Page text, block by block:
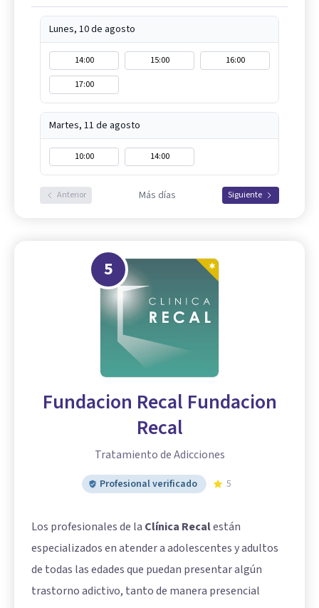
Lunes, 10 de agosto
14:00 15:00
16:00
17:00
Martes, 11 de agosto
10:00 14:00
Anterior Más días Siguiente
5
Fundacion Recal Fundacion
Recal
Tratamiento de Adicciones
Profesional verificado 5
Los profesionales de la Clínica Recalestán
especializados en atender a adolescentes y adultos
de todas las edades que puedan presentar algún
trastorno adictivo, tanto de manera presencial